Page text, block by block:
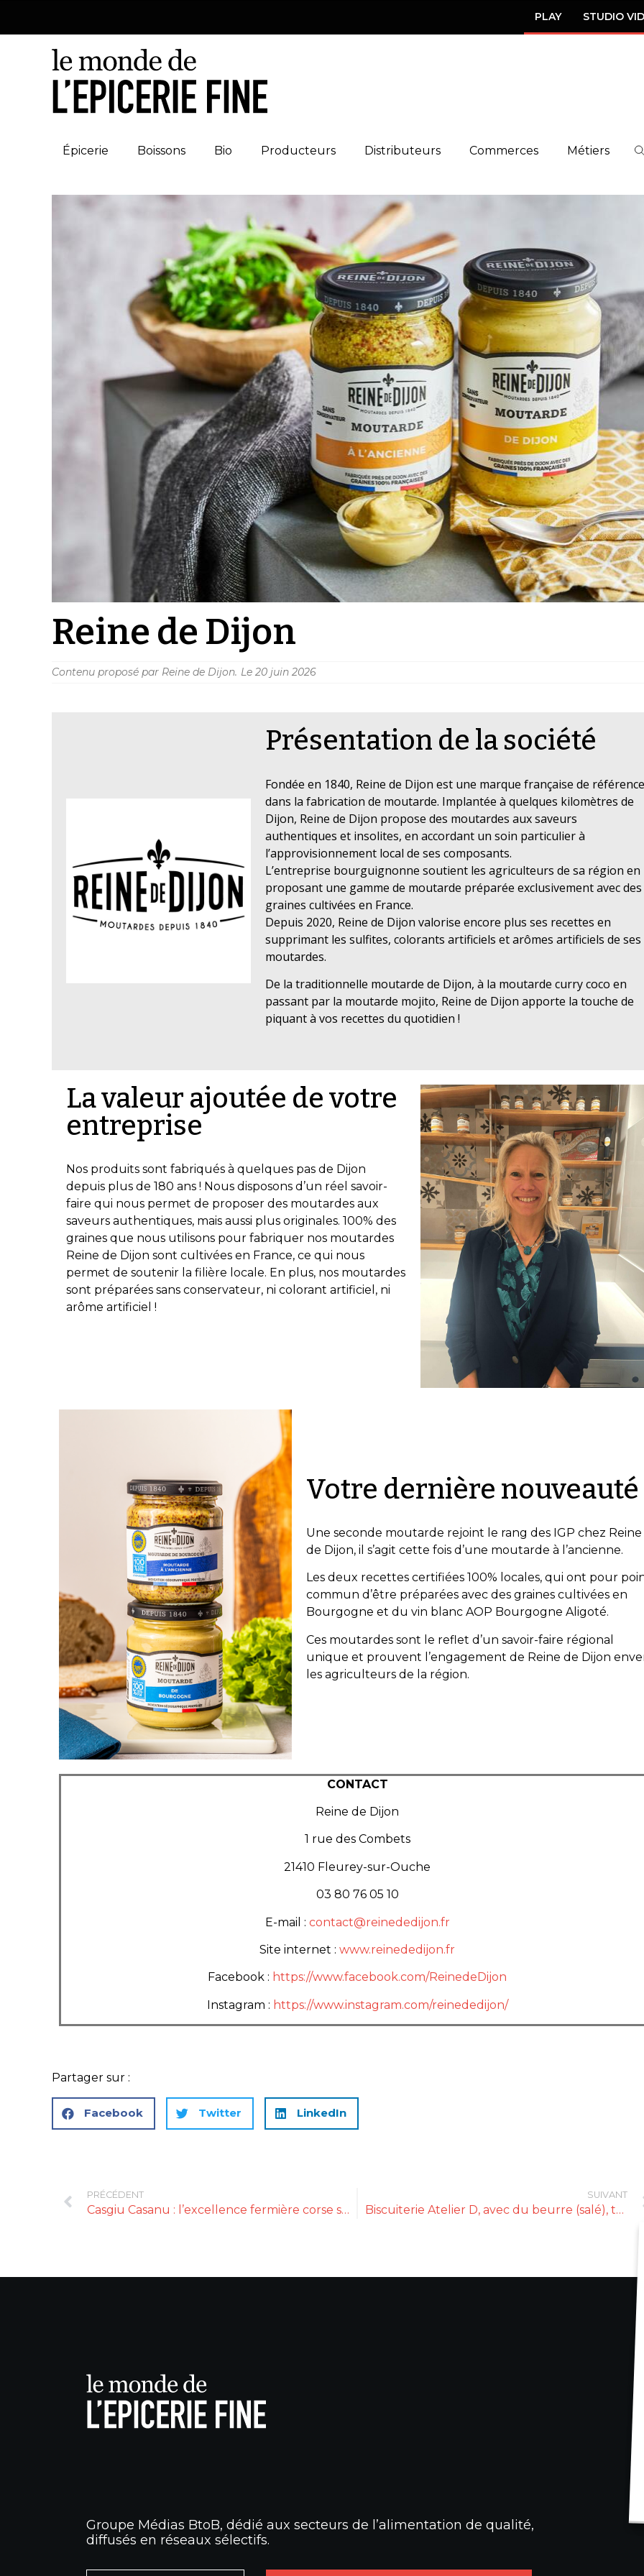
PLAY STUDIO
Épicerie Boissons Bio Producteurs Distributeurs Commerces Métiers
Reine de Dijon
Contenu proposé par Reine de Dijon. Le 20 juin 2026
Présentation de la société
Fondée en 1840, Reine de Dijon est une marque française de référence
dans la fabrication de moutarde. Implantée à quelques kilomètres de
Dijon, Reine de Dijon propose des moutardes aux saveurs
authentiques et insolites, en accordant un soin particulier à
l’approvisionnement local de ses composants.
L’entreprise bourguignonne soutient les agriculteurs de sa région en
proposant une gamme de moutarde préparée exclusivement avec des
graines cultivées en France.
Depuis 2020, Reine de Dijon valorise encore plus ses recettes en
supprimant les sulfites, colorants artificiels et arômes artificiels de ses
moutardes.
De la traditionnelle moutarde de Dijon, à la moutarde curry coco en
passant par la moutarde mojito, Reine de Dijon apporte la touche de
piquant à vos recettes du quotidien !
La valeur ajoutée de votre
entreprise
Nos produits sont fabriqués à quelques pas de Dijon
depuis plus de 180 ans ! Nous disposons d’un réel savoir-
faire qui nous permet de proposer des moutardes aux
saveurs authentiques, mais aussi plus originales. 100% des
graines que nous utilisons pour fabriquer nos moutardes
Reine de Dijon sont cultivées en France, ce qui nous
permet de soutenir la filière locale. En plus, nos moutardes
sont préparées sans conservateur, ni colorant artificiel, ni
arôme artificiel !
Votre dernière nouveauté​
Une seconde moutarde rejoint le rang des IGP chez Reine
de Dijon, il s’agit cette fois d’une moutarde à l’ancienne.
Les deux recettes certifiées 100% locales, qui ont pour
commun d’être préparées avec des graines cultivées en
Bourgogne et du vin blanc AOP Bourgogne Aligoté.
Ces moutardes sont le reflet d’un savoir-faire régional
unique et prouvent l’engagement de Reine de Dijon
les agriculteurs de la région.
CONTACT
Reine de Dijon
1 rue des Combets
21410 Fleurey-sur-Ouche
03 80 76 05 10
E-mail : contact@reinededijon.fr
Site internet : www.reinededijon.fr
Facebook : https://www.facebook.com/ReinedeDijon
Instagram : https://www.instagram.com/reinededijon/
Partager sur :
Facebook Twitter LinkedIn
PRÉCÉDENT
Casgiu Casanu : l’excellence fermière corse simplifiée
SUIVANT
Biscuiterie Atelier D, avec du beurre (salé), tout est meilleur !
Groupe Médias BtoB, dédié aux secteurs de l’alimentation de qualité,
diffusés en réseaux sélectifs.